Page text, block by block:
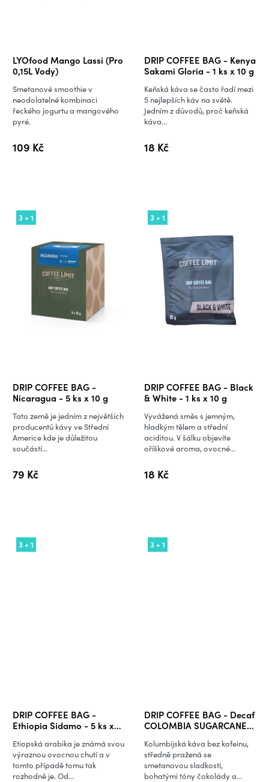
LYOfood Mango Lassi (Pro
0,15L Vody)
109 Kč
Smetanové smoothie v
neodolatelné kombinaci
řeckého jogurtu a mangového
pyré.
DRIP COFFEE BAG - Kenya
Sakami Gloria - 1 ks x 10 g
18 Kč
Keňská káva se často řadí mezi
5 nejlepších káv na světě.
Jedním z důvodů, proč keňská
káva...
3 + 1
DRIP COFFEE BAG -
Nicaragua - 5 ks x 10 g
79 Kč
Tato země je jedním z největších
producentů kávy ve Střední
Americe kde je důležitou
součástí...
3 + 1
DRIP COFFEE BAG - Black
& White - 1 ks x 10 g
18 Kč
Vyvážená směs s jemným,
hladkým tělem a střední
aciditou. V šálku objevíte
oříškové aroma, ovocné...
3 + 1
DRIP COFFEE BAG -
Ethiopia Sidamo - 5 ks x
Etiopská arabika je známá svou
výraznou ovocnou chutí a v
tomto případě tomu tak
rozhodně je. Od...
3 + 1
DRIP COFFEE BAG - Decaf
COLOMBIA SUGARCANE-
Kolumbijská káva bez kofeinu,
středně pražená se
smetanovou sladkostí,
bohatými tóny čokolády a...